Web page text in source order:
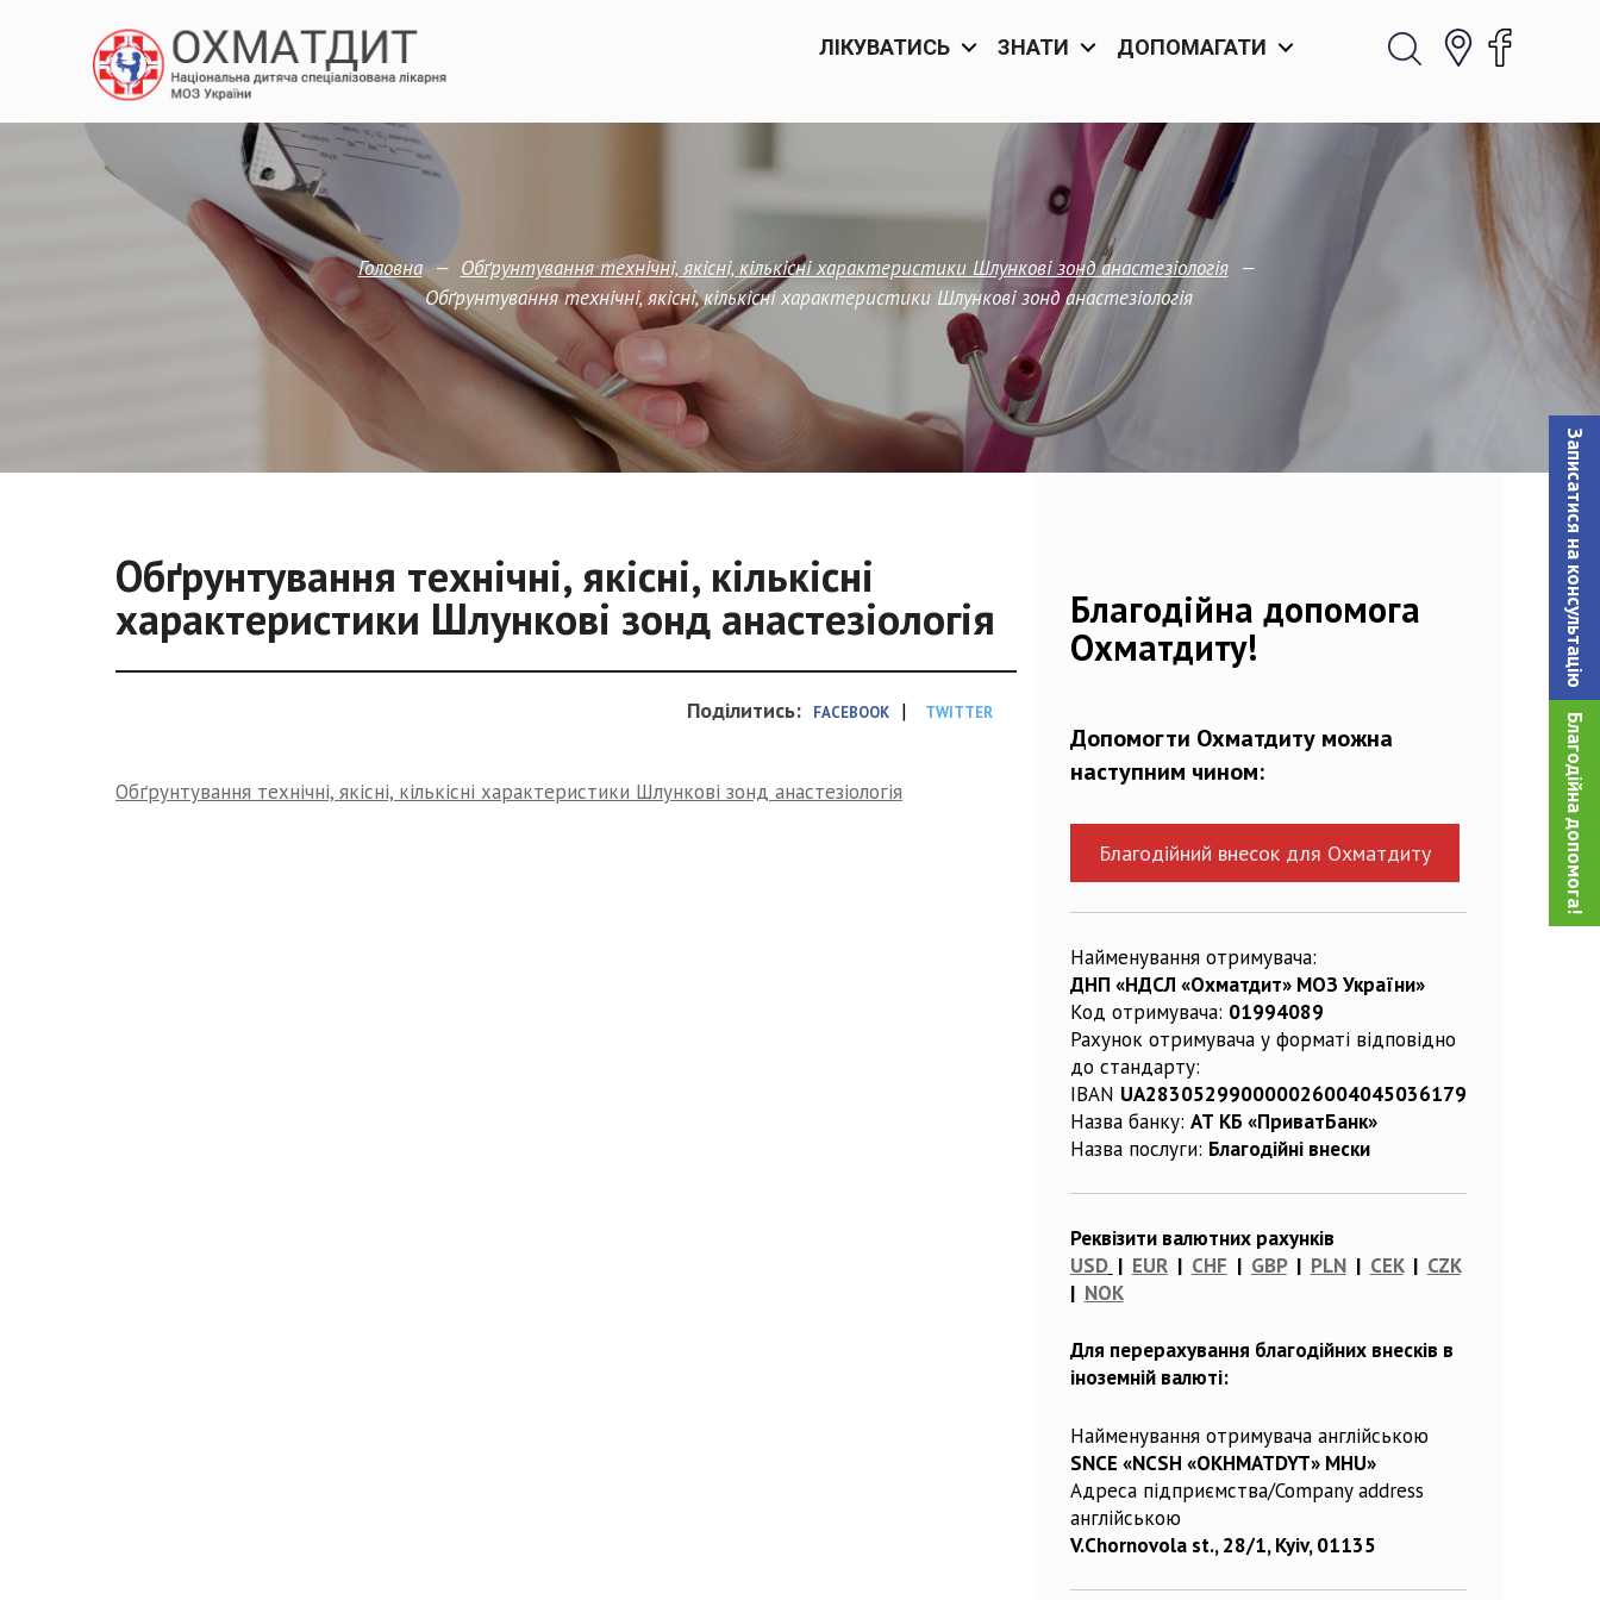
Записатися на консультацiю
Благодійна допомога!
ЛІКУВАТИСЬ ЗНАТИ ДОПОМАГАТИ
Головна — Обґрунтування технічні, якісні, кількісні характеристики Шлункові зонд анастезіологія —
Обґрунтування технічні, якісні, кількісні характеристики Шлункові зонд анастезіологія
Обґрунтування технічні, якісні, кількісні
характеристики Шлункові зонд анастезіологія
Поділитись: FACEBOOK | TWITTER
Обґрунтування технічні, якісні, кількісні характеристики Шлункові зонд анастезіологія
Благодійна допомога
Охматдиту!
Допомогти Охматдиту можна
наступним чином:
Благодійний внесок для Охматдиту
Найменування отримувача:
ДНП «НДСЛ «Охматдит» МОЗ України»
Код отримувача: 01994089
Рахунок отримувача у форматі відповідно
до стандарту:
IBAN UA283052990000026004045036179
Назва банку: АТ КБ «ПриватБанк»
Назва послуги: Благодійні внески
Реквізити валютних рахунків
USD | EUR| CHF | GBP| PLN| CEK| CZK
| NOK
Для перерахування благодійних внесків в
іноземній валюті:
Найменування отримувача англійською
SNCE «NCSH «OKHMATDYT» MHU»
Адреса підприємства/Company address
англійською
V.Chornovola st., 28/1, Kyiv, 01135